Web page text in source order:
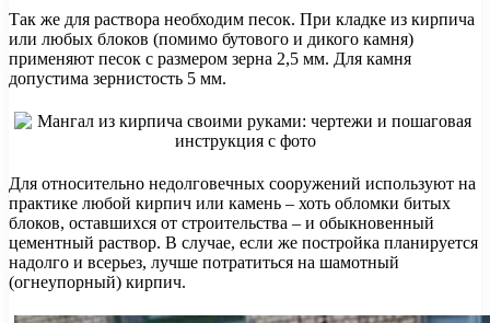
Так же для раствора необходим песок. При кладке из кирпича
или любых блоков (помимо бутового и дикого камня)
применяют песок с размером зерна 2,5 мм. Для камня
допустима зернистость 5 мм.
Для относительно недолговечных сооружений используют на
практике любой кирпич или камень – хоть обломки битых
блоков, оставшихся от строительства – и обыкновенный
цементный раствор. В случае, если же постройка планируется
надолго и всерьез, лучше потратиться на шамотный
(огнеупорный) кирпич.